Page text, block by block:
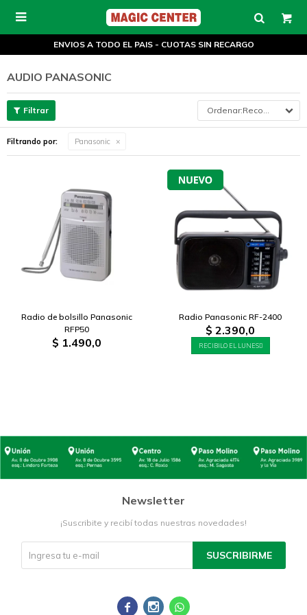

ENVIOS A TODO EL PAIS - CUOTAS SIN RECARGO
AUDIO PANASONIC
Recomendados
Filtrando por: Panasonic
Radio de bolsillo Panasonic
RFP50
$ 1.490,0
Radio Panasonic RF-2400
$ 2.390,0
RECIBILO EL LUNES
Newsletter
¡Suscribite y recibí todas nuestras novedades!
SUSCRIBIRME
  